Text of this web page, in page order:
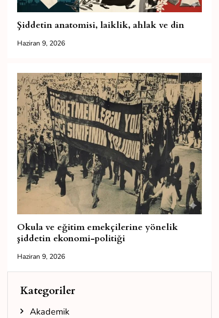
Şiddetin anatomisi, laiklik, ahlak ve din
Haziran 9, 2026
Okula ve eğitim emekçilerine yönelik
şiddetin ekonomi-politiği
Haziran 9, 2026
Kategoriler
Akademik